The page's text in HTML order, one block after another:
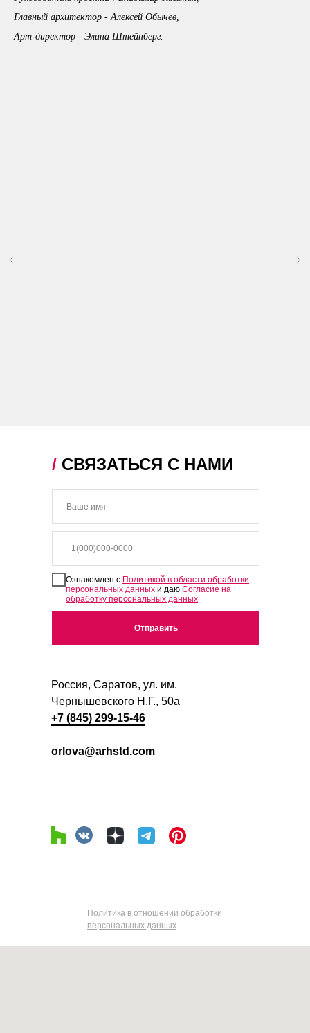
Главный архитектор - Алексей Обычев,
Арт-директор - Элина Штейнберг.
/ СВЯЗАТЬСЯ С НАМИ
Россия, Саратов, ул. им.
Чернышевского Н.Г., 50а
+7 (845) 299-15-46
orlova@arhstd.com
Политика в отношении обработки
персональных данных
Ознакомлен с Политикой в области обработки
персональных данных и даю Согласие на
обработку персональных данных
Отправить